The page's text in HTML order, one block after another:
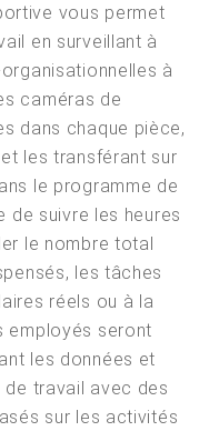
vous permet
en surveillant à
à
caméras de
dans chaque pièce,
les transférant sur
le programme de
de suivre les heures
le nombre total
les tâches
réels ou à la
employés seront
les données et
de travail avec des
sur les activités